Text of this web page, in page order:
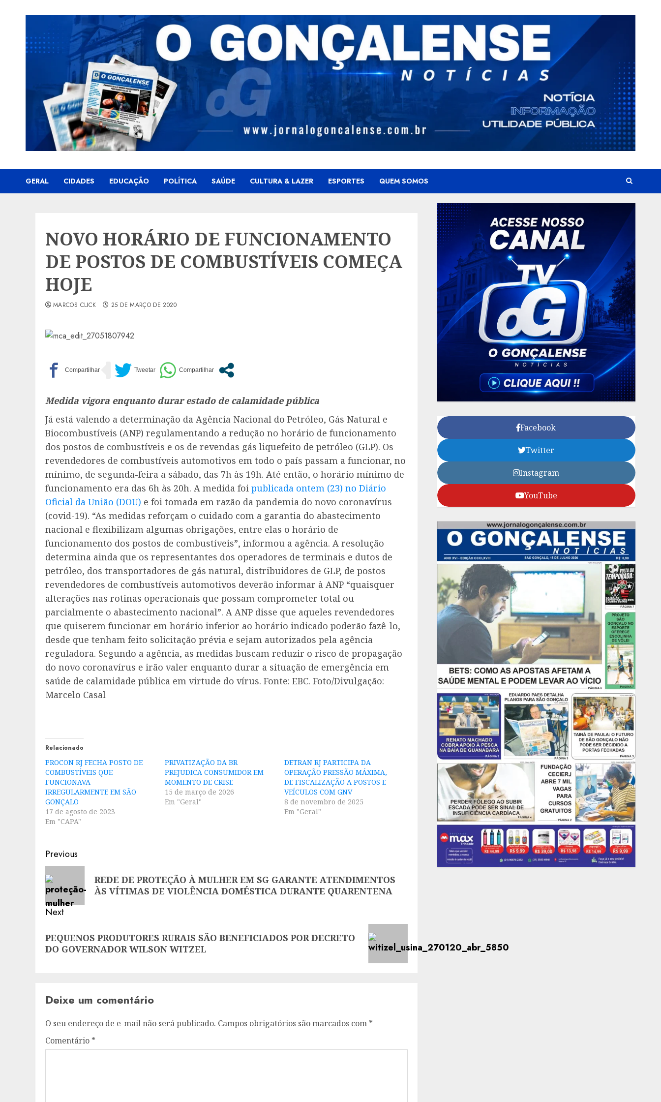
GERAL CIDADES EDUCAÇÃO POLÍTICA SAÚDE CULTURA & LAZER ESPORTES QUEM SOMOS
NOVO HORÁRIO DE FUNCIONAMENTO
DE POSTOS DE COMBUSTÍVEIS COMEÇA
HOJE
MARCOS CLICK 25 DE MARÇO DE 2020
Medida vigora enquanto durar estado de calamidade pública
Já está valendo a determinação da Agência Nacional do Petróleo, Gás Natural e
Biocombustíveis (ANP) regulamentando a redução no horário de funcionamento
dos postos de combustíveis e os de revendas gás liquefeito de petróleo (GLP). Os
revendedores de combustíveis automotivos em todo o país passam a funcionar, no
mínimo, de segunda-feira a sábado, das 7h às 19h. Até então, o horário mínimo de
funcionamento era das 6h às 20h. A medida foi publicada ontem (23) no Diário
Oficial da União (DOU) e foi tomada em razão da pandemia do novo coronavírus
(covid-19). “As medidas reforçam o cuidado com a garantia do abastecimento
nacional e flexibilizam algumas obrigações, entre elas o horário de
funcionamento dos postos de combustíveis”, informou a agência. A resolução
determina ainda que os representantes dos operadores de terminais e dutos de
petróleo, dos transportadores de gás natural, distribuidores de GLP, de postos
revendedores de combustíveis automotivos deverão informar à ANP “quaisquer
alterações nas rotinas operacionais que possam comprometer total ou
parcialmente o abastecimento nacional”. A ANP disse que aqueles revendedores
que quiserem funcionar em horário inferior ao horário indicado poderão fazê-lo,
desde que tenham feito solicitação prévia e sejam autorizados pela agência
reguladora. Segundo a agência, as medidas buscam reduzir o risco de propagação
do novo coronavírus e irão valer enquanto durar a situação de emergência em
saúde de calamidade pública em virtude do vírus. Fonte: EBC. Foto/Divulgação:
Marcelo Casal
Relacionado
PROCON RJ FECHA POSTO DE
COMBUSTÍVEIS QUE
FUNCIONAVA
IRREGULARMENTE EM SÃO
GONÇALO
17 de agosto de 2023
Em "CAPA"
PRIVATIZAÇÃO DA BR
PREJUDICA CONSUMIDOR EM
MOMENTO DE CRISE
15 de março de 2026
Em "Geral"
DETRAN RJ PARTICIPA DA
OPERAÇÃO PRESSÃO MÁXIMA,
DE FISCALIZAÇÃO A POSTOS E
VEÍCULOS COM GNV
8 de novembro de 2025
Em "Geral"
Post
navigation
Previous
Previous
post:
REDE DE PROTEÇÃO À MULHER EM SG GARANTE ATENDIMENTOS
ÀS VÍTIMAS DE VIOLÊNCIA DOMÉSTICA DURANTE QUARENTENA
Next
post:
PEQUENOS PRODUTORES RURAIS SÃO BENEFICIADOS POR DECRETO
DO GOVERNADOR WILSON WITZEL
Deixe um comentário
O seu endereço de e-mail não será publicado. Campos obrigatórios são marcados com *
Comentário *
Facebook
Twitter
Instagram
YouTube